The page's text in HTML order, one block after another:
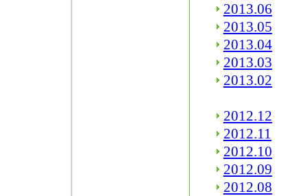
2013.06
2013.05
2013.04
2013.03
2013.02
2012.12
2012.11
2012.10
2012.09
2012.08